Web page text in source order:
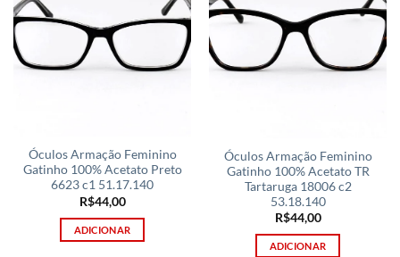
Óculos Armação Feminino
Gatinho 100% Acetato Preto
6623 c1 51.17.140
R$44,00
ADICIONAR
Óculos Armação Feminino
Gatinho 100% Acetato TR
Tartaruga 18006 c2
53.18.140
R$44,00
ADICIONAR